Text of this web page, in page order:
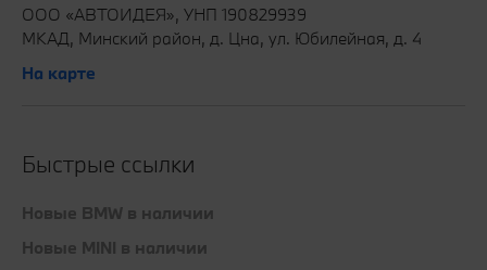
ООО «АВТОИДЕЯ», УНП 190829939
МКАД, Минский район, д. Цна, ул. Юбилейная, д. 4
На карте
Быстрые ссылки
Новые BMW в наличии
Новые MINI в наличии